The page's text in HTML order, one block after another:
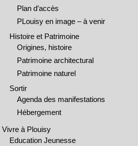
Plan d’accès
PLouisy en image – à venir
Histoire et Patrimoine
Origines, histoire
Patrimoine architectural
Patrimoine naturel
Sortir
Agenda des manifestations
Hébergement
Vivre à Plouisy
Education Jeunesse